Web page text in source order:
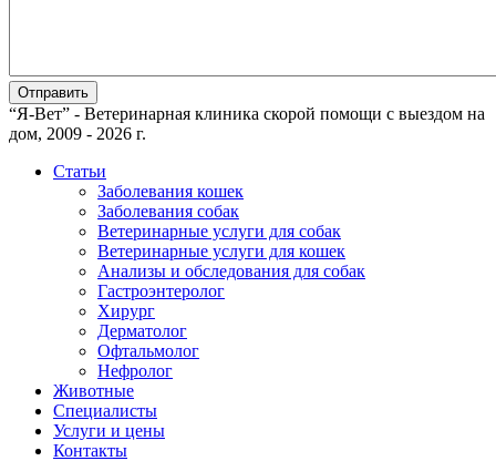
“Я-Вет” - Ветеринарная клиника скорой помощи с выездом на
дом, 2009 - 2026 г.
Статьи
Заболевания кошек
Заболевания собак
Ветеринарные услуги для собак
Ветеринарные услуги для кошек
Анализы и обследования для собак
Гастроэнтеролог
Хирург
Дерматолог
Офтальмолог
Нефролог
Животные
Специалисты
Услуги и цены
Контакты